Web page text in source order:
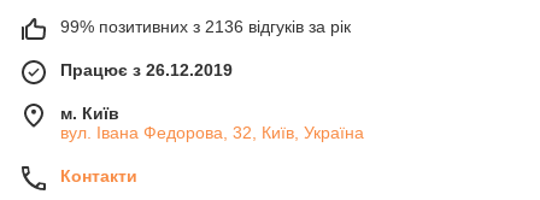
99% позитивних з 2136 відгуків за рік
Працює з 26.12.2019
м. Київ
вул. Івана Федорова, 32, Київ, Україна
Контакти